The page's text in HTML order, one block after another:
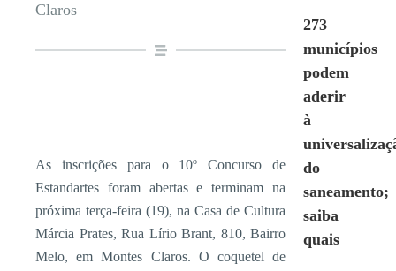
Claros
As inscrições para o 10º Concurso de
Estandartes foram abertas e terminam na
próxima terça-feira (19), na Casa de Cultura
Márcia Prates, Rua Lírio Brant, 810, Bairro
Melo, em Montes Claros. O coquetel de
273
municípios
podem
aderir
à
do
saneamento;
saiba
quais